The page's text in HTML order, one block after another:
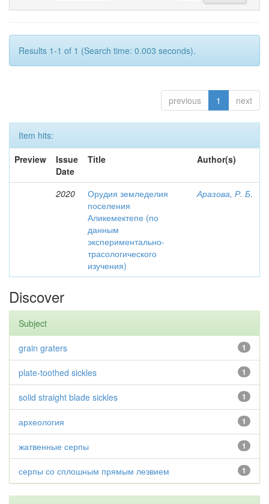
Results 1-1 of 1 (Search time: 0.003 seconds).
previous 1 next
Item hits:
Preview
Issue
Date
Title Author(s)
2020
Орудия земледелия
поселения
Аликемектепе (по
данным
экспериментально-
трасологического
изучения)
Аразова, Р. Б.
Discover
Subject
1
grain graters
1
plate-toothed sickles
1
solid straight blade sickles
1
археология
1
жатвенные серпы
1
серпы со сплошным прямым лезвием